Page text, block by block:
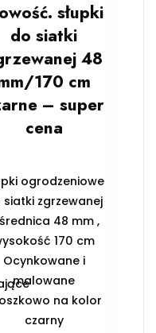
słupki
do siatki
48
170 cm
– super
cena
ogrodzeniowe
siatki zgrzewanej
48 mm ,
170 cm
Ocynkowane i
malowane
na kolor
czarny